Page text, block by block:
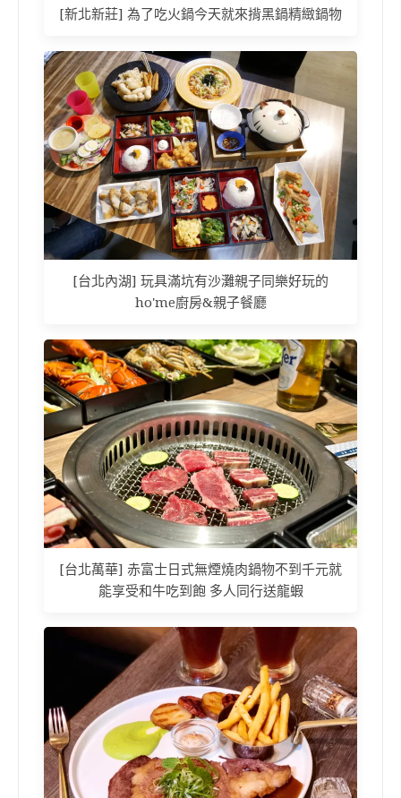
[新北新莊] 為了吃火鍋今天就來揹黑鍋精緻鍋物
[台北內湖] 玩具滿坑有沙灘親子同樂好玩的
ho'me廚房&親子餐廳
[台北萬華] 赤富士日式無煙燒肉鍋物不到千元就
能享受和牛吃到飽 多人同行送龍蝦